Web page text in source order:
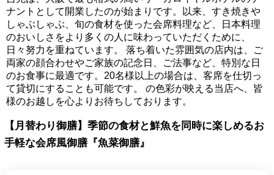
ナントとして開業したのが始まりです。以来、すき焼きや
しゃぶしゃぶ、旬の食材を使った会席料理など、日本料理
のおいしさをより多くの人に味わっていただくために、
日々努力を重ねています。 落ち着いた雰囲気の店内は、ご
両家の顔合わせやご家族の記念日、ご法事など、特別な日
のお食事に最適です。20名様以上の場合は、客席を仕切っ
て貸切にすることも可能です。 の色彩が映える当店へ、皆
様のお越しを心よりお待ちしております。
【月替わり御膳】季節の食材と鮮魚を同時に楽しめるお
手軽な会席風御膳『魚菜御膳』